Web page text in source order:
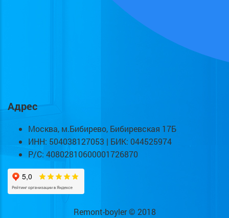
Адрес
Москва, м.Бибирево, Бибиревская 17Б
ИНН: 504038127053 | БИК: 044525974
Р/С: 40802810600001726870
Remont-boyler © 2018